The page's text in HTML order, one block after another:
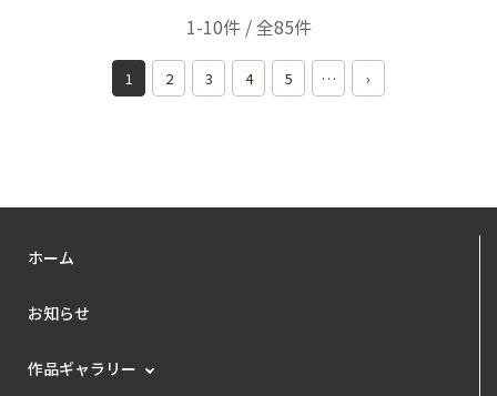
1-10件 / 全85件
1 2 3 4 5 … ›
ホーム
お知らせ
作品ギャラリー